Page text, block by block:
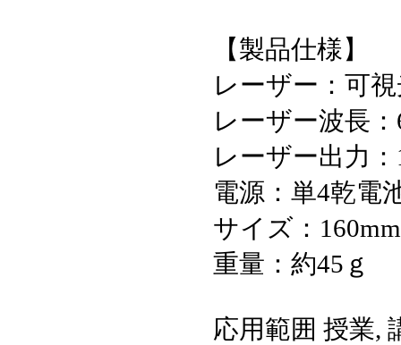
【製品仕様】
レーザー：可
レーザー波長：
レーザー出力
電源：単4乾電
サイズ：
重量：約45ｇ
応用範囲 授業,